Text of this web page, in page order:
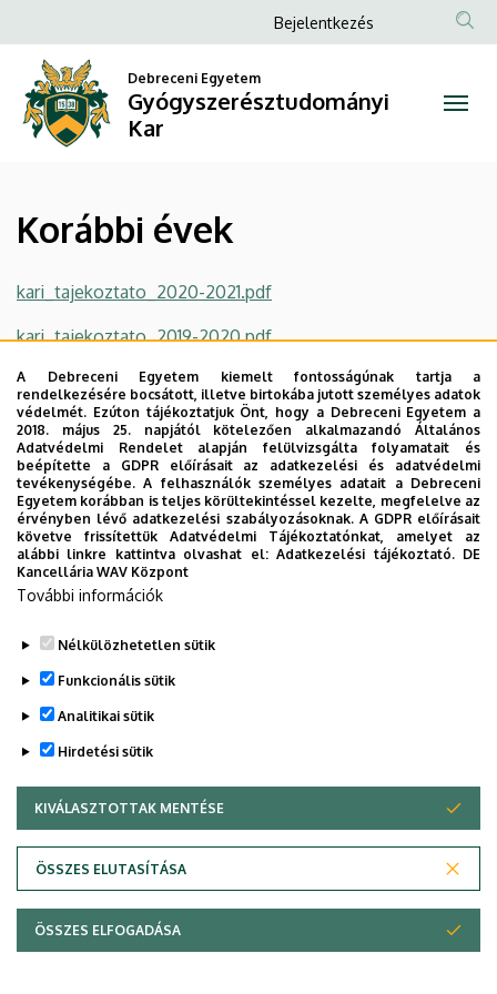
évek
Gyógyszerésztudományi
a
tartalomra
Anonim
menüje
Bejelentkezés
Debreceni Egyetem
Gyógyszerésztudományi
Kar
Korábbi évek
kari_tajekoztato_2020-2021.pdf
kari_tajekoztato_2019-2020.pdf
kari_tajekoztato_2018-2019.pdf
kari_tajekoztato_2017-2018.pdf
Legutóbbi frissítés: 2022. 08. 08. 14:44
Adatvédelem
Copyright © 2026 Unideb
A Debreceni Egyetem kiemelt fontosságúnak tartja a
rendelkezésére bocsátott, illetve birtokába jutott személyes adatok
védelmét. Ezúton tájékoztatjuk Önt, hogy a Debreceni Egyetem a
2018. május 25. napjától kötelezően alkalmazandó Általános
Adatvédelmi Rendelet alapján felülvizsgálta folyamatait és
beépítette a GDPR előírásait az adatkezelési és adatvédelmi
tevékenységébe. A felhasználók személyes adatait a Debreceni
Egyetem korábban is teljes körültekintéssel kezelte, megfelelve az
érvényben lévő adatkezelési szabályozásoknak. A GDPR előírásait
követve frissítettük Adatvédelmi Tájékoztatónkat, amelyet az
alábbi linkre kattintva olvashat el:Adatkezelési tájékoztató. DE
Kancellária WAV Központ
További információk
Nélkülözhetetlen sütik
Funkcionális sütik
Analitikai sütik
Hirdetési sütik
KIVÁLASZTOTTAK MENTÉSE
ÖSSZES ELUTASÍTÁSA
WITHDRAW CONSENT
ÖSSZES ELFOGADÁSA